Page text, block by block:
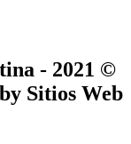
- 2021 ©
Sitios Web